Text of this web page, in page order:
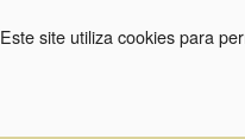
Este site utiliza cookies para